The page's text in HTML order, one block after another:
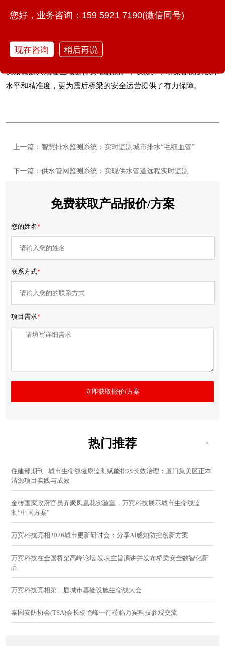
不仅大大提高了监测的精准度和效率，还使监管人员能够在第一
在可能面临余震等危险情况时，
员频繁进入危险区域进行实地监测。不仅提升了桥梁监测的技术
水平和精准度，更为震后桥梁的安全运营提供了有力保障。
上一篇：智慧排水监测系统：实时监测城市排水“毛细血管”
下一篇：供水管网监测系统：实现供水管道远程实时监测
免费获取产品报价/方案
您的姓名*
联系方式*
项目需求*
立即获取报价/方案
热门推荐 >
住建部期刊 | 城市生命线健康监测赋能排水长效治理：厦门集美区正本
清源项目实践与成效
金砖国家政府官员齐聚凤凰花实验室，万宾科技展示城市生命线监
测“中国方案”
万宾科技亮相2026城市更新研讨会：分享AI感知防控创新方案
万宾科技在全国桥梁高峰论坛 发表主旨演讲并发布桥梁安全数智化新
品
万宾科技亮相第二届城市基础设施生命线大会
泰国安防协会(TSA)会长杨艳峰一行莅临万宾科技参观交流
您好，业务咨询：159 5921 7190(微信同号)
现在咨询 稍后再说